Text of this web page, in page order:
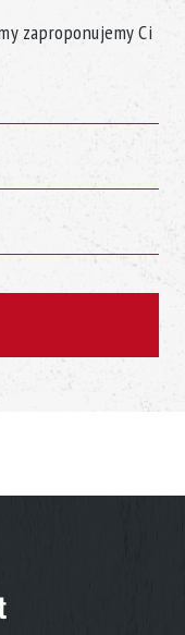
zaproponujemy Ci